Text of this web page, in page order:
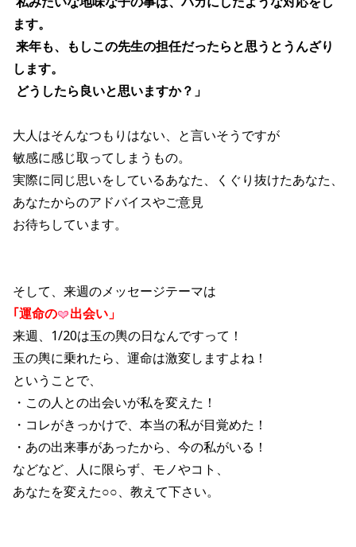
ます。
来年も、もしこの先生の担任だったらと思うとうんざり
します。
どうしたら良いと思いますか？」
大人はそんなつもりはない、と言いそうですが
敏感に感じ取ってしまうもの。
実際に同じ思いをしているあなた、くぐり抜けたあなた、
あなたからのアドバイスやご意見
お待ちしています。
そして、来週のメッセージテーマは
｢運命の
出会い」
来週、1/20は玉の輿の日なんですって！
玉の輿に乗れたら、運命は激変しますよね！
ということで、
・この人との出会いが私を変えた！
・コレがきっかけで、本当の私が目覚めた！
・あの出来事があったから、今の私がいる！
などなど、人に限らず、モノやコト、
あなたを変えた○○、教えて下さい。